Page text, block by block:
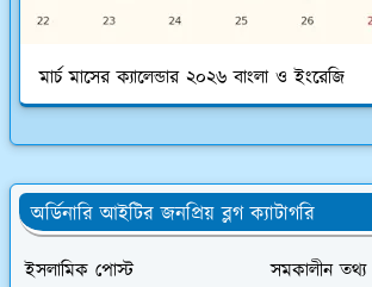
মার্চ মাসের ক্যালেন্ডার ২০২৬ বাংলা ও ইংরেজি
অর্ডিনারি আইটির জনপ্রিয় ব্লগ ক্যাটাগরি
ইসলামিক পোস্ট
সমকালীন তথ্য